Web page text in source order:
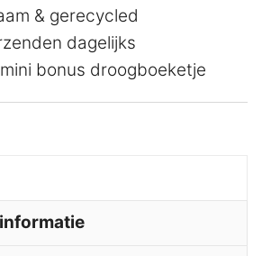
& gerecycled
dagelijks
bonus droogboeketje